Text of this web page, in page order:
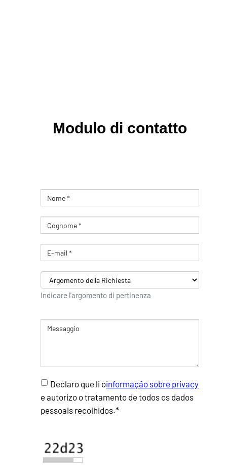
Modulo di contatto
Indicare l'argomento di pertinenza
Declaro que li oinformação sobre privacy
e autorizo o tratamento de todos os dados
pessoais recolhidos.*